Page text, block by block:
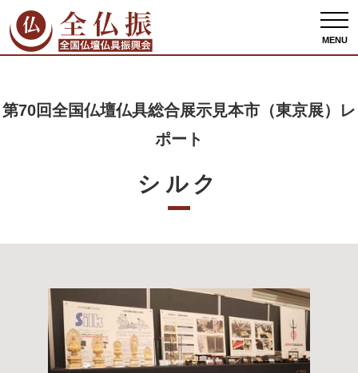
MENU
全仏振ホーム 出展者情報
第70回全国仏壇仏具総合展示見本市（東京展）レポー
シルク
第70回全国仏壇仏具総合展示見本市（東京展）レ
ポート
シルク